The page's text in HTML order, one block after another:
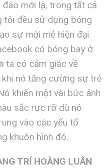
mới lạ, trong tất cả
tôi đều sử dụng bóng
sự mới mẻ hiện đại.
có bóng bay ở
ta có cảm giác về
nó tăng cường sự trẻ
khiến một vài bức ảnh
sắc rực rỡ dù nó
vào các yếu tố
khuôn hình đó.
TRÍ HOÀNG LUÂN